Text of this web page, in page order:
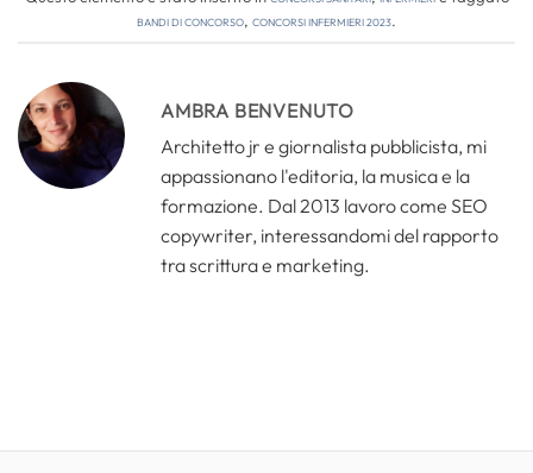
bandi di concorso, concorsi infermieri 2023.
AMBRA BENVENUTO
Architetto jr e giornalista pubblicista, mi
appassionano l'editoria, la musica e la
formazione. Dal 2013 lavoro come SEO
copywriter, interessandomi del rapporto
tra scrittura e marketing.